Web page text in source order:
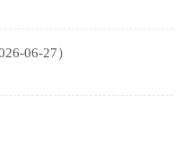
06-27）